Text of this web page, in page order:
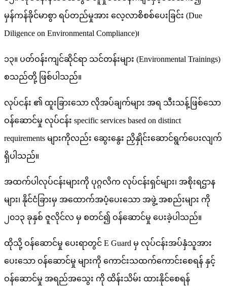
မှန်ကန်ခိုင်မာစွာ ရပ်တည်မှုအား လေ့လာစိစစ်ပေးခြင်း (Due
Diligence on Environmental Compliance)၊
၁၃။ ပတ်ဝန်းကျင်ဆိုင်ရာ သင်တန်းများ (Environmental Trainings)
စသည်တို့ ဖြစ်ပါသည်။
လုပ်ငန်း ၏ ထူးခြားသော လိုအပ်ချက်များ အရ သီးသန့်ဖြစ်သော
ဝန်ဆောင်မှု လုပ်ငန်း specific services based on distinct
requirements များကိုလည်း ဆွေးနွေး ညှိနှိုင်းဆောင်ရွက်ပေးလျက်
ရှိပါသည်။
အထက်ပါလုပ်ငန်းများကို ပုဂ္ဂလိက လုပ်ငန်းရှင်များ၊ အစိုးရဌာန
များ၊ နိုင်ငံခြားမှ အထောက်အပံ့ပေးသော အဖွဲ့ အစည်းများ ကို
၂၀၁၃ ခုနှစ် ဇူလိုင်လ မှ စတင်၍ ဝန်ဆောင်မှု ပေးခဲ့ပါသည်။
ထိုသို့ ဝန်ဆောင်မှု ပေးရာတွင် E Guard မှ လုပ်ငန်းအပ်နှံသူအား
ပေးသော ဝန်ဆောင်မှု များကို ကောင်းသထက်ကောင်းစေရန် နှင့်
ဝန်ဆောင်မှု အရည်အသွေး ကို ထိန်းသိမ်း ထားနိုင်စေရန်